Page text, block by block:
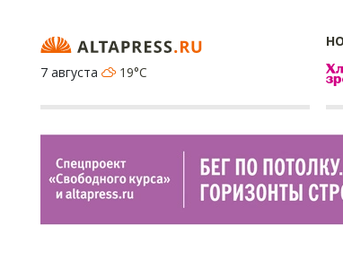
7 августа
19°C